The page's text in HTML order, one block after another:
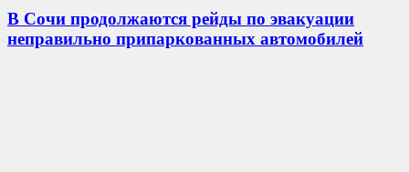
В Сочи продолжаются рейды по эвакуации
неправильно припаркованных автомобилей